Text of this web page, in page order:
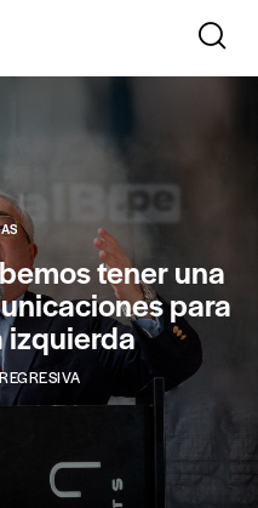
tener una
para
izquierda